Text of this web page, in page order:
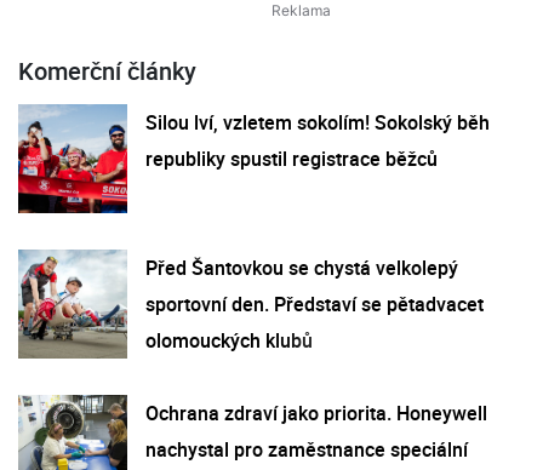
Komerční články
Silou lví, vzletem sokolím! Sokolský běh
republiky spustil registrace běžců
Před Šantovkou se chystá velkolepý
sportovní den. Představí se pětadvacet
olomouckých klubů
Ochrana zdraví jako priorita. Honeywell
nachystal pro zaměstnance speciální